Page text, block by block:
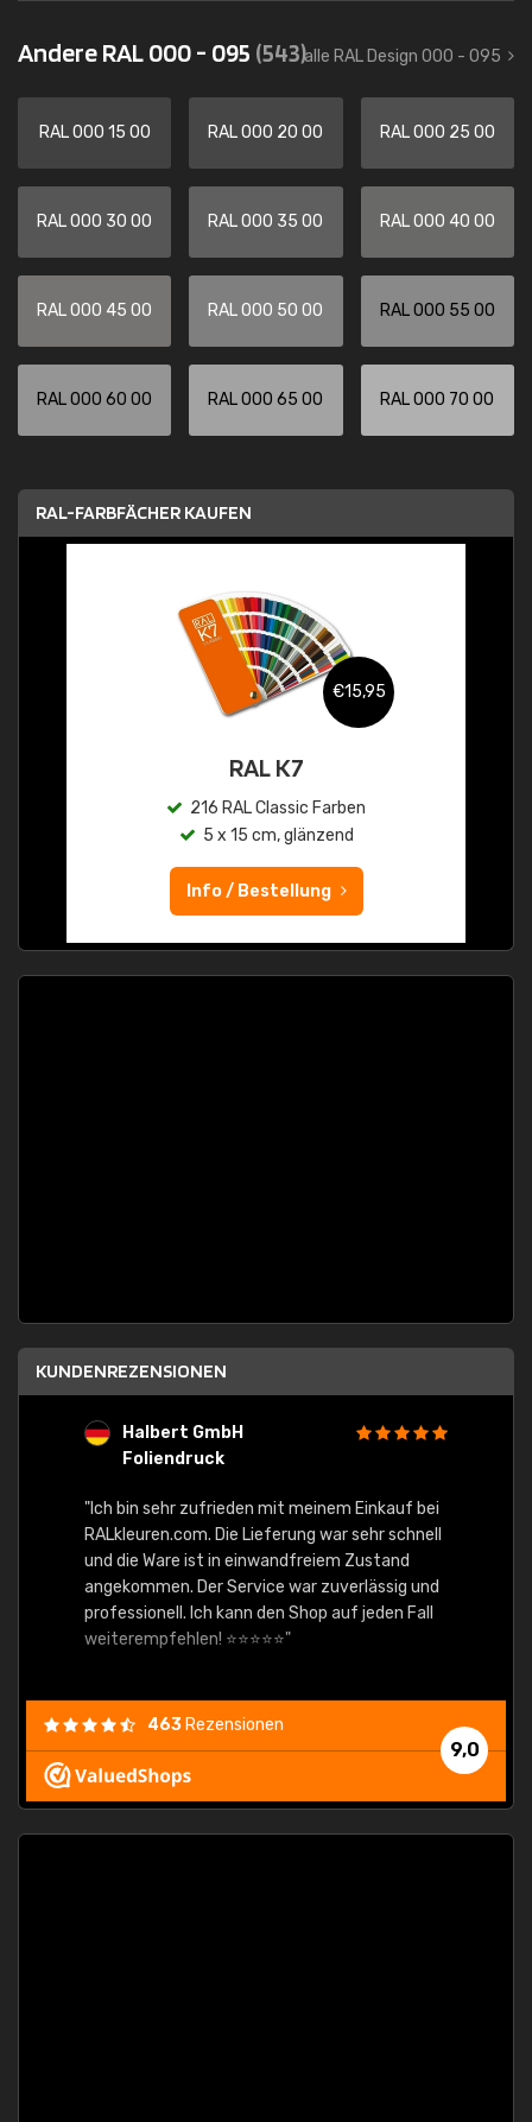
Andere RAL 000 - 095 (543)alle RAL Design 000 - 095
RAL 000 15 00 RAL 000 20 00 RAL 000 25 00
RAL 000 30 00 RAL 000 35 00 RAL 000 40 00
RAL 000 45 00 RAL 000 50 00 RAL 000 55 00
RAL 000 60 00 RAL 000 65 00 RAL 000 70 00
RAL-FARBFÄCHER KAUFEN
€15,95
RAL K7
216 RAL Classic Farben
5 x 15 cm, glänzend
Info / Bestellung
KUNDENREZENSIONEN
Halbert GmbH
Foliendruck
"Ich bin sehr zufrieden mit meinem Einkauf bei
RALkleuren.com. Die Lieferung war sehr schnell
und die Ware ist in einwandfreiem Zustand
angekommen. Der Service war zuverlässig und
professionell. Ich kann den Shop auf jeden Fall
weiterempfehlen! ⭐⭐⭐⭐⭐"
9,0
463 Rezensionen